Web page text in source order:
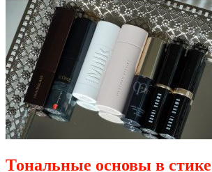
Тональные основы в